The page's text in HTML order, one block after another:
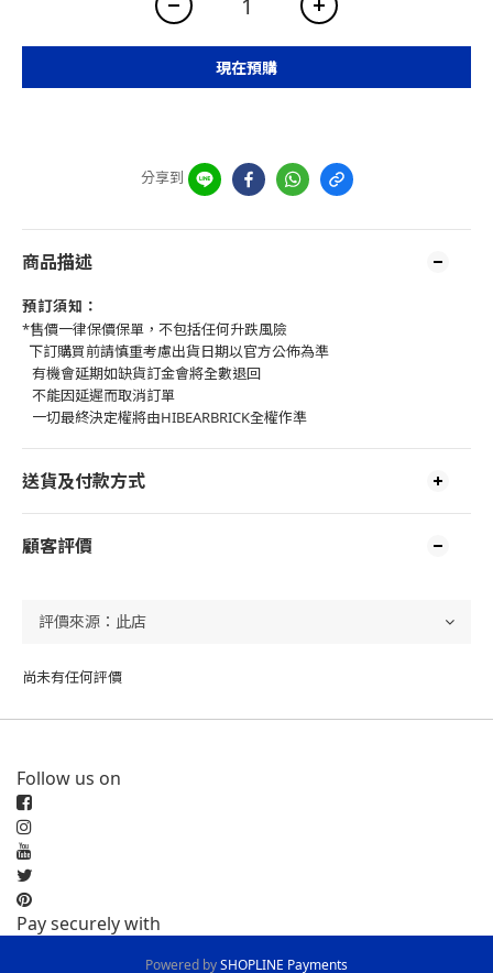
現在預購
分享到
商品描述
預訂須知：
*售價一律保價保單，不包括任何升跌風險
下訂購買前請慎重考慮出貨日期以官方公佈為準
有機會延期如缺貨訂金會將全數退回
不能因延遲而取消訂單
一切最終決定權將由HIBEARBRICK全權作準
送貨及付款方式
顧客評價
尚未有任何評價
Follow us on
Pay securely with
Powered bySHOPLINE Payments